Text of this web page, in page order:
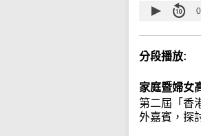
分段播放:
家庭暨婦女
第二屆「香
外嘉賓，探